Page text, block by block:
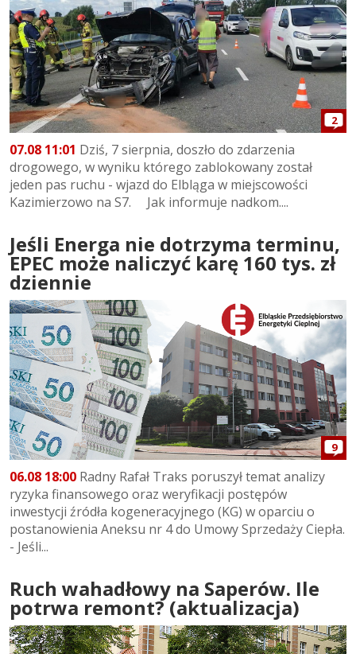
2
07.08 11:01 Dziś, 7 sierpnia, doszło do zdarzenia
drogowego, w wyniku którego zablokowany został
jeden pas ruchu - wjazd do Elbląga w miejscowości
Kazimierzowo na S7. Jak informuje nadkom....
Jeśli Energa nie dotrzyma terminu,
EPEC może naliczyć karę 160 tys. zł
dziennie
9
06.08 18:00 Radny Rafał Traks poruszył temat analizy
ryzyka finansowego oraz weryfikacji postępów
inwestycji źródła kogeneracyjnego (KG) w oparciu o
postanowienia Aneksu nr 4 do Umowy Sprzedaży Ciepła.
- Jeśli...
Ruch wahadłowy na Saperów. Ile
potrwa remont? (aktualizacja)